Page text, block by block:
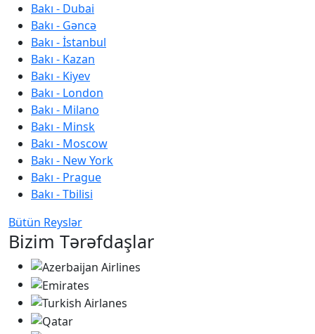
Bakı - Dubai
Bakı - Gəncə
Bakı - İstanbul
Bakı - Kazan
Bakı - Kiyev
Bakı - London
Bakı - Milano
Bakı - Minsk
Bakı - Moscow
Bakı - New York
Bakı - Prague
Bakı - Tbilisi
Bütün Reyslər
Bizim Tərəfdaşlar